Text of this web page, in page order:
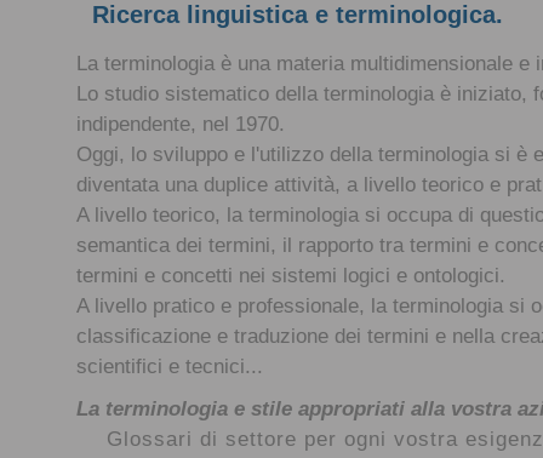
Ricerca linguistica e terminologica.
La terminologia è una materia multidimensionale e
Lo studio sistematico della terminologia è iniziato,
indipendente, nel 1970.
Oggi, lo sviluppo e l'utilizzo della terminologia si è
diventata una duplice attività, a livello teorico e
A livello teorico, la terminologia si occupa di
semantica dei termini, il rapporto tra termini e
termini e concetti nei sistemi logici e ontologici.
A livello pratico e professionale, la terminologia si
classificazione e traduzione dei termini e nella
scientifici e tecnici...
La terminologia e stile appropriati alla vostra
Glossari di settore per ogni vostra